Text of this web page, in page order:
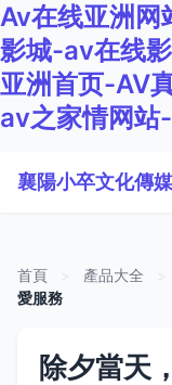
Av在线亚洲
影城-av在线
亚洲首页-AV
av之家情网站
首頁 產品大全
愛服務
除夕當天